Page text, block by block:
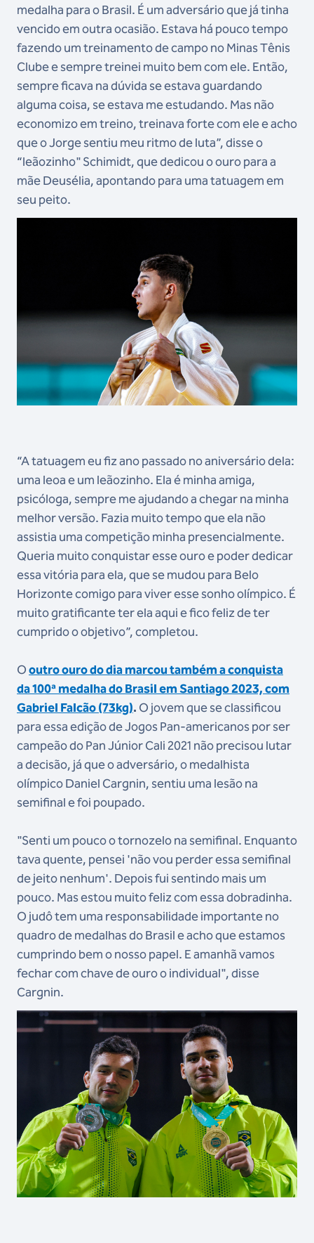
medalha para o Brasil. É um adversário que já tinha
vencido em outra ocasião. Estava há pouco tempo
fazendo um treinamento de campo no Minas Tênis
Clube e sempre treinei muito bem com ele. Então,
sempre ficava na dúvida se estava guardando
alguma coisa, se estava me estudando. Mas não
economizo em treino, treinava forte com ele e acho
que o Jorge sentiu meu ritmo de luta”, disse o
“leãozinho" Schimidt, que dedicou o ouro para a
mãe Deusélia, apontando para uma tatuagem em
seu peito.
“A tatuagem eu fiz ano passado no aniversário dela:
uma leoa e um leãozinho. Ela é minha amiga,
psicóloga, sempre me ajudando a chegar na minha
melhor versão. Fazia muito tempo que ela não
assistia uma competição minha presencialmente.
Queria muito conquistar esse ouro e poder dedicar
essa vitória para ela, que se mudou para Belo
Horizonte comigo para viver esse sonho olímpico. É
muito gratificante ter ela aqui e fico feliz de ter
cumprido o objetivo”, completou.
Ooutro ouro do dia marcou também a conquista
da 100ª medalha do Brasil em Santiago 2023, com
Gabriel Falcão (73kg). O jovem que se classificou
para essa edição de Jogos Pan-americanos por ser
campeão do Pan Júnior Cali 2021 não precisou lutar
a decisão, já que o adversário, o medalhista
olímpico Daniel Cargnin, sentiu uma lesão na
semifinal e foi poupado.
"Senti um pouco o tornozelo na semifinal. Enquanto
tava quente, pensei 'não vou perder essa semifinal
de jeito nenhum'. Depois fui sentindo mais um
pouco. Mas estou muito feliz com essa dobradinha.
O judô tem uma responsabilidade importante no
quadro de medalhas do Brasil e acho que estamos
cumprindo bem o nosso papel. E amanhã vamos
fechar com chave de ouro o individual", disse
Cargnin.